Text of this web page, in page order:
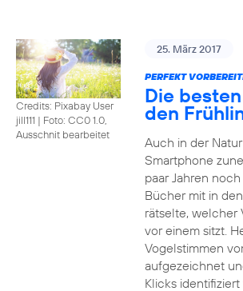
Credits: Pixabay User
jill111 | Foto: CC0 1.0,
Ausschnit bearbeitet
25. März 2017
PERFEKT
Die
den
Auch in der
Smartphone
paar Jahren
Bücher mit in
rätselte, welcher
vor einem sitzt.
Vogelstimmen
aufgezeichnet
Klicks